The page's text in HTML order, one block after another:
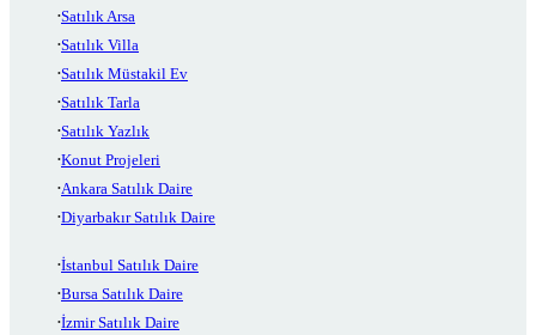
Satılık Arsa
Satılık Villa
Satılık Müstakil Ev
Satılık Tarla
Satılık Yazlık
Konut Projeleri
Ankara Satılık Daire
Diyarbakır Satılık Daire
İstanbul Satılık Daire
Bursa Satılık Daire
İzmir Satılık Daire